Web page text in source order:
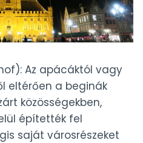
Az apácáktól vagy
eltérően a beginák
közösségekben,
építették fel
saját városrészeket